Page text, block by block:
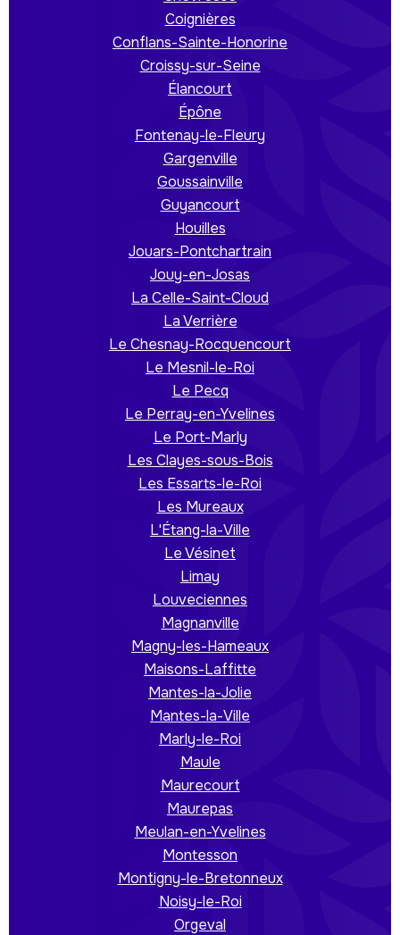
Coignières
Conflans-Sainte-Honorine
Croissy-sur-Seine
Élancourt
Épône
Fontenay-le-Fleury
Gargenville
Goussainville
Guyancourt
Houilles
Jouars-Pontchartrain
Jouy-en-Josas
La Celle-Saint-Cloud
La Verrière
Le Chesnay-Rocquencourt
Le Mesnil-le-Roi
Le Pecq
Le Perray-en-Yvelines
Le Port-Marly
Les Clayes-sous-Bois
Les Essarts-le-Roi
Les Mureaux
L'Étang-la-Ville
Le Vésinet
Limay
Louveciennes
Magnanville
Magny-les-Hameaux
Maisons-Laffitte
Mantes-la-Jolie
Mantes-la-Ville
Marly-le-Roi
Maule
Maurecourt
Maurepas
Meulan-en-Yvelines
Montesson
Montigny-le-Bretonneux
Noisy-le-Roi
Orgeval